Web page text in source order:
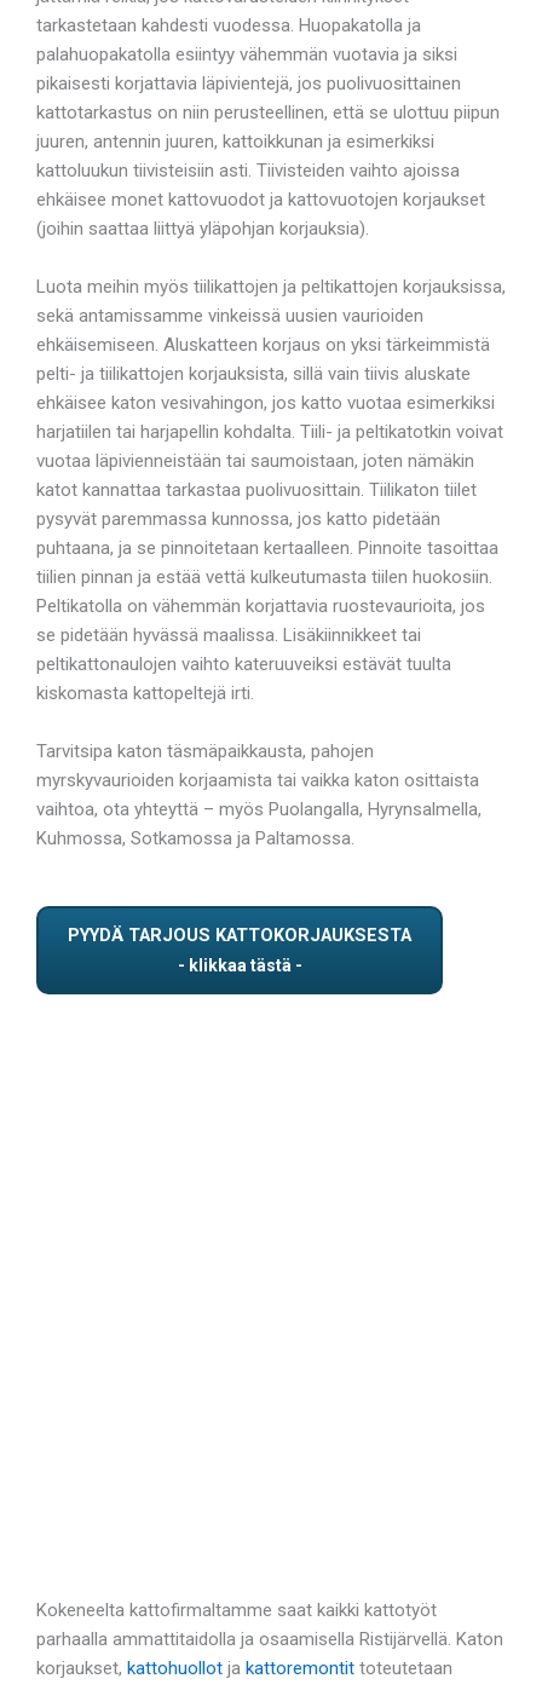
tarkastetaan kahdesti vuodessa. Huopakatolla ja
palahuopakatolla esiintyy vähemmän vuotavia ja siksi
pikaisesti korjattavia läpivientejä, jos puolivuosittainen
kattotarkastus on niin perusteellinen, että se ulottuu piipun
juuren, antennin juuren, kattoikkunan ja esimerkiksi
kattoluukun tiivisteisiin asti. Tiivisteiden vaihto ajoissa
ehkäisee monet kattovuodot ja kattovuotojen korjaukset
(joihin saattaa liittyä yläpohjan korjauksia).
Luota meihin myös tiilikattojen ja peltikattojen korjauksissa,
sekä antamissamme vinkeissä uusien vaurioiden
ehkäisemiseen. Aluskatteen korjaus on yksi tärkeimmistä
pelti- ja tiilikattojen korjauksista, sillä vain tiivis aluskate
ehkäisee katon vesivahingon, jos katto vuotaa esimerkiksi
harjatiilen tai harjapellin kohdalta. Tiili- ja peltikatotkin voivat
vuotaa läpivienneistään tai saumoistaan, joten nämäkin
katot kannattaa tarkastaa puolivuosittain. Tiilikaton tiilet
pysyvät paremmassa kunnossa, jos katto pidetään
puhtaana, ja se pinnoitetaan kertaalleen. Pinnoite tasoittaa
tiilien pinnan ja estää vettä kulkeutumasta tiilen huokosiin.
Peltikatolla on vähemmän korjattavia ruostevaurioita, jos
se pidetään hyvässä maalissa. Lisäkiinnikkeet tai
peltikattonaulojen vaihto kateruuveiksi estävät tuulta
kiskomasta kattopeltejä irti.
Tarvitsipa katon täsmäpaikkausta, pahojen
myrskyvaurioiden korjaamista tai vaikka katon osittaista
vaihtoa, ota yhteyttä – myös Puolangalla, Hyrynsalmella,
Kuhmossa, Sotkamossa ja Paltamossa.
PYYDÄ TARJOUS KATTOKORJAUKSESTA
Kokeneelta kattofirmaltamme saat kaikki kattotyöt
parhaalla ammattitaidolla ja osaamisella Ristijärvellä. Katon
korjaukset, kattohuollot ja kattoremontit toteutetaan